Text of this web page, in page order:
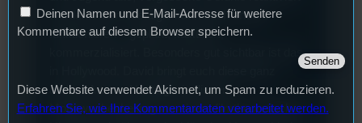
werden. Aber Nostalgie kann auch anders
funktionieren – geplant, kalkuliert,
kommerzialisiert. Besonders gut sichtbar ist das
andere Art von Nostalgie in diesem
Mottowochenbeitrag vor einem filmtheoretischen
Deinen Namen und E-Mail-Adresse für weitere
Kommentare auf diesem Browser speichern.
Diese Website verwendet Akismet, um Spam zu reduzieren.
Erfahren Sie, wie Ihre Kommentardaten verarbeitet werden.